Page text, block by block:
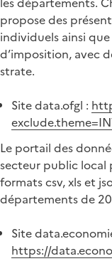
propose des
individuels ainsi
d’imposition, avec
strate.
Site data.ofgl :
Le portail des
secteur public local
formats csv, xls et
départements de
Site
https://